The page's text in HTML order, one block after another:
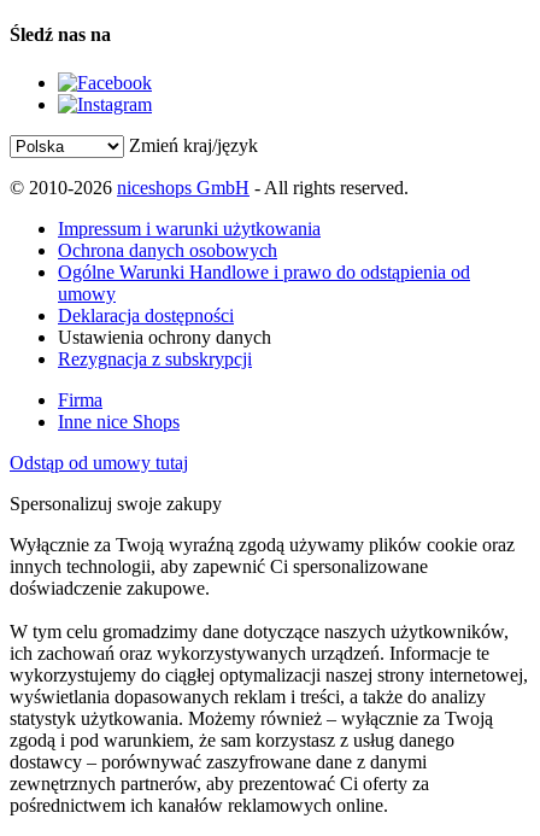
Śledź nas na
Zmień kraj/język
© 2010-2026 niceshops GmbH - All rights reserved.
Impressum i warunki użytkowania
Ochrona danych osobowych
Ogólne Warunki Handlowe i prawo do odstąpienia od
umowy
Deklaracja dostępności
Ustawienia ochrony danych
Rezygnacja z subskrypcji
Firma
Inne nice Shops
Odstąp od umowy tutaj
Spersonalizuj swoje zakupy
Wyłącznie za Twoją wyraźną zgodą używamy plików cookie oraz
innych technologii, aby zapewnić Ci spersonalizowane
doświadczenie zakupowe.
W tym celu gromadzimy dane dotyczące naszych użytkowników,
ich zachowań oraz wykorzystywanych urządzeń. Informacje te
wykorzystujemy do ciągłej optymalizacji naszej strony internetowej,
wyświetlania dopasowanych reklam i treści, a także do analizy
statystyk użytkowania. Możemy również – wyłącznie za Twoją
zgodą i pod warunkiem, że sam korzystasz z usług danego
dostawcy – porównywać zaszyfrowane dane z danymi
zewnętrznych partnerów, aby prezentować Ci oferty za
pośrednictwem ich kanałów reklamowych online.